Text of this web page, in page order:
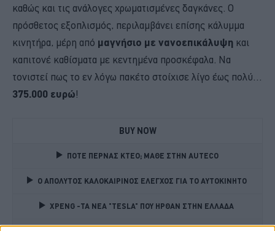
καθώς και τις ανάλογες χρωματισμένες δαγκάνες. Ο
πρόσθετος εξοπλισμός, περιλαμβάνει επίσης κάλυμμα
κινητήρα, μέρη από μαγνήσιο με νανοεπικάλυψη και
καπιτονέ καθίσματα με κεντημένα προσκέφαλα. Να
τονιστεί πως το εν λόγω πακέτο στοίχισε λίγο έως πολύ…
375.000 ευρώ!
BUY NOW
ΠΟΤΕ ΠΕΡΝΑΣ ΚΤΕΟ; ΜΑΘΕ ΣΤΗΝ ΑUTECO
Ο ΑΠΟΛΥΤΟΣ ΚΑΛΟΚΑΙΡΙΝΟΣ ΕΛΕΓΧΟΣ ΓΙΑ ΤΟ ΑΥΤΟΚΙΝΗΤΟ
XPENG -ΤΑ ΝΕΑ "TESLA" ΠΟΥ ΗΡΘΑΝ ΣΤΗΝ ΕΛΛΑΔΑ